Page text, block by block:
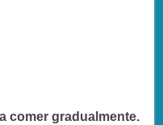
comer gradualmente.